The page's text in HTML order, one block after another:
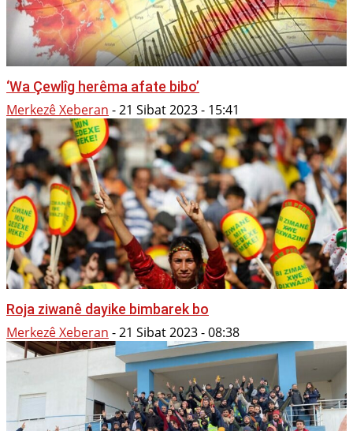
‘Wa Çewlîg herêma afate bibo’
Merkezê Xeberan -21 Sibat 2023 - 15:41
Roja ziwanê dayike bimbarek bo
Merkezê Xeberan -21 Sibat 2023 - 08:38